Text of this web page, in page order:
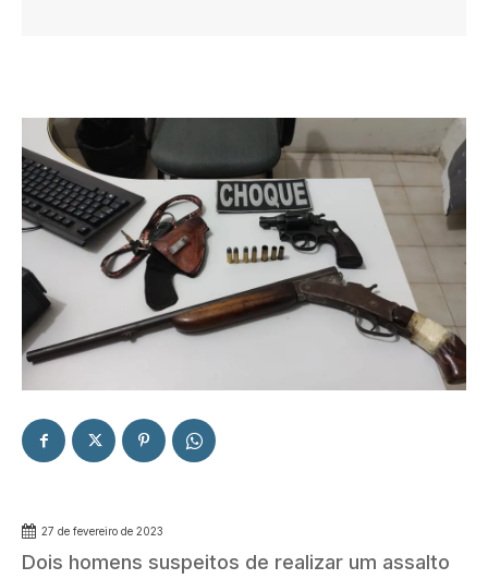
27 de fevereiro de 2023
Dois homens suspeitos de realizar um assalto